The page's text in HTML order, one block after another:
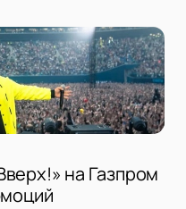
на Газпром